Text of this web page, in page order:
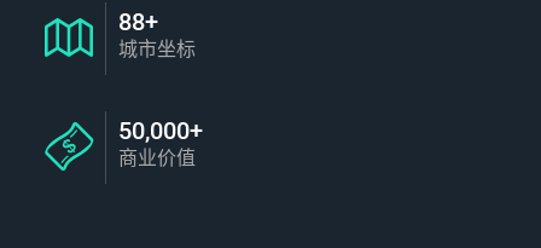
88+
城市坐标
50,000+
商业价值